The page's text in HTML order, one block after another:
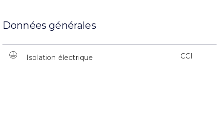
Données générales
Isolation électrique CCI